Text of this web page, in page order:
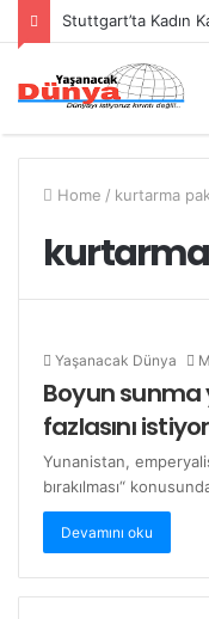
Home / kurtarma
Yaşanacak Dünya
Boyun
fazlasını
Yunanistan,
bırakılması“
Devamını oku